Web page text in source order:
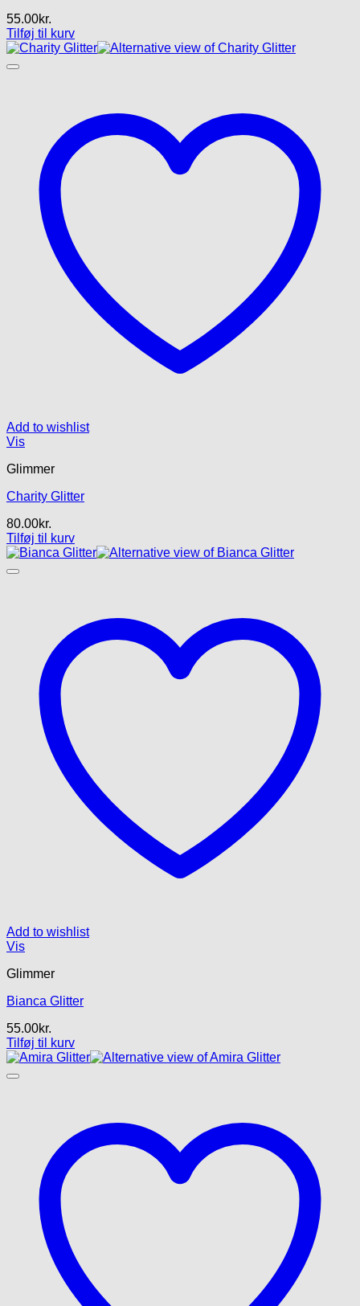
55.00kr.
Tilføj til kurv
Add to wishlist
Vis
Glimmer
Charity Glitter
80.00kr.
Tilføj til kurv
Add to wishlist
Vis
Glimmer
Bianca Glitter
55.00kr.
Tilføj til kurv